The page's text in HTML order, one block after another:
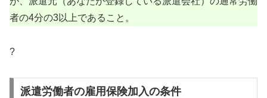
者の4分の3以上であること。
?
派遣労働者の雇用保険加入の条件